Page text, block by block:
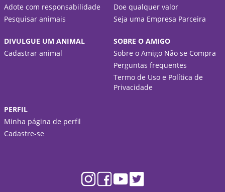
Adote com responsabilidade
Pesquisar animais
Doe qualquer valor
Seja uma Empresa Parceira
DIVULGUE UM ANIMAL
Cadastrar animal
SOBRE O AMIGO
Sobre o Amigo Não se Compra
Perguntas frequentes
Termo de Uso e Política de
Privacidade
PERFIL
Minha página de perfil
Cadastre-se